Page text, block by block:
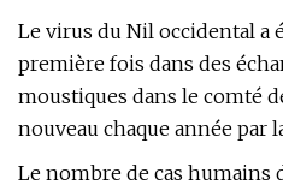
Le virus du Nil occidental a
première fois dans des
moustiques dans le comté
nouveau chaque année par
Le nombre de cas humains